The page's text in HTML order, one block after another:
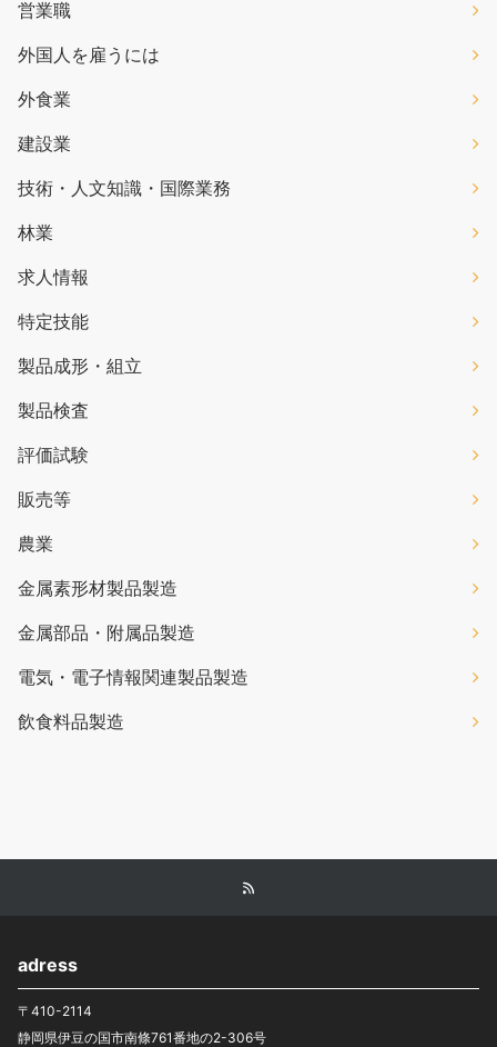
営業職
外国人を雇うには
外食業
建設業
技術・人文知識・国際業務
林業
求人情報
特定技能
製品成形・組立
製品検査
評価試験
販売等
農業
金属素形材製品製造
金属部品・附属品製造
電気・電子情報関連製品製造
飲食料品製造
adress
〒410-2114
静岡県伊豆の国市南條761番地の2-306号